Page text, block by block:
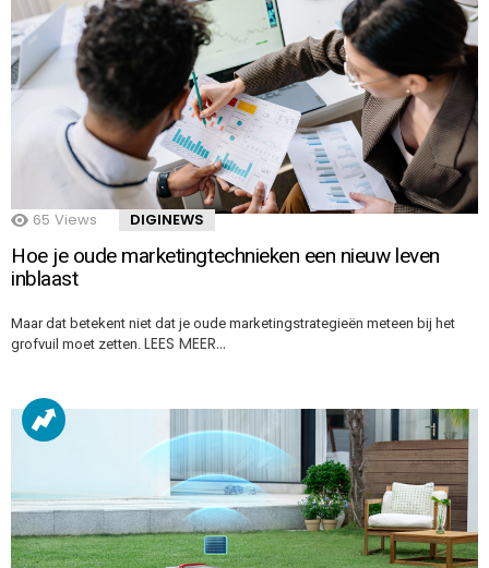
65 Views DIGINEWS
Hoe je oude marketingtechnieken een nieuw leven
inblaast
Maar dat betekent niet dat je oude marketingstrategieën meteen bij het
grofvuil moet zetten. LEES MEER…